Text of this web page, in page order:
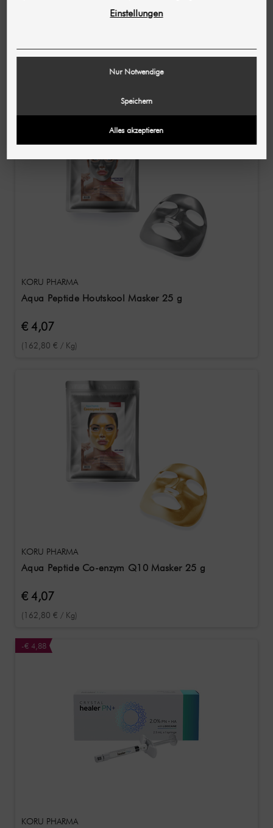
€ 65,99 € 70,87
KORU PHARMA
Aqua Peptide Houtskool Masker 25 g
€ 4,07
(162,80 € / Kg)
KORU PHARMA
Aqua Peptide Co-enzym Q10 Masker 25 g
€ 4,07
(162,80 € / Kg)
-€ 4,88
KORU PHARMA
Einstellungen
Nur Notwendige
Speichern
Alles akzeptieren